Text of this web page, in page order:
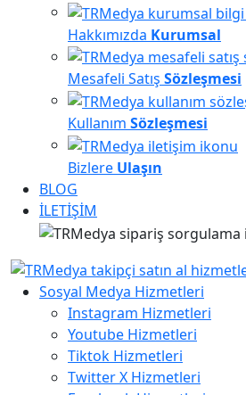
Hakkımızda Kurumsal
Mesafeli Satış Sözleşmesi
Kullanım Sözleşmesi
Bizlere Ulaşın
BLOG
İLETİŞİM
Sosyal Medya Hizmetleri
Instagram Hizmetleri
Youtube Hizmetleri
Tiktok Hizmetleri
Twitter X Hizmetleri